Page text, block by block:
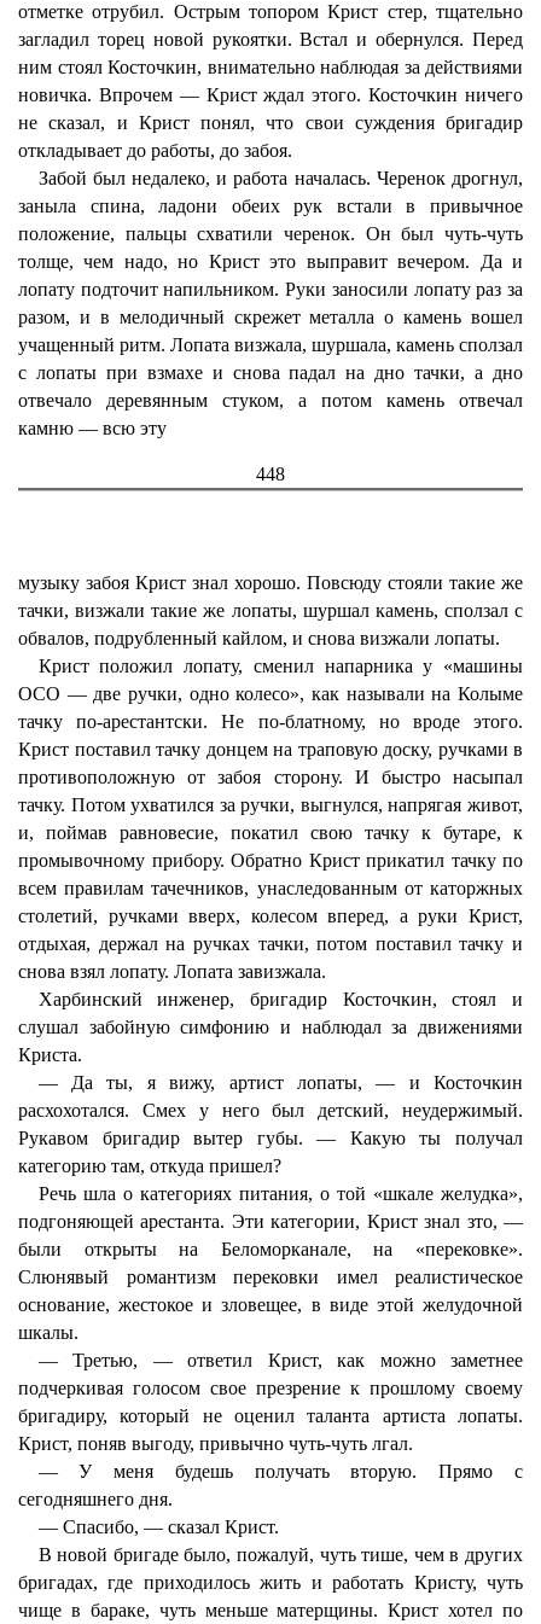
отметке отрубил. Острым топором Крист стер, тщательно
загладил торец новой рукоятки. Встал и обернулся. Перед
ним стоял Косточкин, внимательно наблюдая за действиями
новичка. Впрочем — Крист ждал этого. Косточкин ничего
не сказал, и Крист понял, что свои суждения бригадир
откладывает до работы, до забоя.
Забой был недалеко, и работа началась. Черенок дрогнул,
заныла спина, ладони обеих рук встали в привычное
положение, пальцы схватили черенок. Он был чуть-чуть
толще, чем надо, но Крист это выправит вечером. Да и
лопату подточит напильником. Руки заносили лопату раз за
разом, и в мелодичный скрежет металла о камень вошел
учащенный ритм. Лопата визжала, шуршала, камень сползал
с лопаты при взмахе и снова падал на дно тачки, а дно
отвечало деревянным стуком, а потом камень отвечал
камню — всю эту
448
музыку забоя Крист знал хорошо. Повсюду стояли такие же
тачки, визжали такие же лопаты, шуршал камень, сползал с
обвалов, подрубленный кайлом, и снова визжали лопаты.
Крист положил лопату, сменил напарника у «машины
ОСО — две ручки, одно колесо», как называли на Колыме
тачку по-арестантски. Не по-блатному, но вроде этого.
Крист поставил тачку донцем на траповую доску, ручками в
противоположную от забоя сторону. И быстро насыпал
тачку. Потом ухватился за ручки, выгнулся, напрягая живот,
и, поймав равновесие, покатил свою тачку к бутаре, к
промывочному прибору. Обратно Крист прикатил тачку по
всем правилам тачечников, унаследованным от каторжных
столетий, ручками вверх, колесом вперед, а руки Крист,
отдыхая, держал на ручках тачки, потом поставил тачку и
снова взял лопату. Лопата завизжала.
Харбинский инженер, бригадир Косточкин, стоял и
слушал забойную симфонию и наблюдал за движениями
Криста.
— Да ты, я вижу, артист лопаты, — и Косточкин
расхохотался. Смех у него был детский, неудержимый.
Рукавом бригадир вытер губы. — Какую ты получал
категорию там, откуда пришел?
Речь шла о категориях питания, о той «шкале желудка»,
подгоняющей арестанта. Эти категории, Крист знал зто, —
были открыты на Беломорканале, на «перековке».
Слюнявый романтизм перековки имел реалистическое
основание, жестокое и зловещее, в виде этой желудочной
шкалы.
— Третью, — ответил Крист, как можно заметнее
подчеркивая голосом свое презрение к прошлому своему
бригадиру, который не оценил таланта артиста лопаты.
Крист, поняв выгоду, привычно чуть-чуть лгал.
— У меня будешь получать вторую. Прямо с
сегодняшнего дня.
— Спасибо, — сказал Крист.
В новой бригаде было, пожалуй, чуть тише, чем в других
бригадах, где приходилось жить и работать Кристу, чуть
чище в бараке, чуть меньше матерщины. Крист хотел по